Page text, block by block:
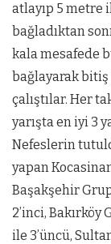
atlayıp 5
bağladıktan
kala mesafede
bağlayarak bitiş
çalıştılar. Her
yarışta en iyi 3
Nefeslerin
yapan
Başakşehir
2’inci, Bakırköy
ile 3’üncü,